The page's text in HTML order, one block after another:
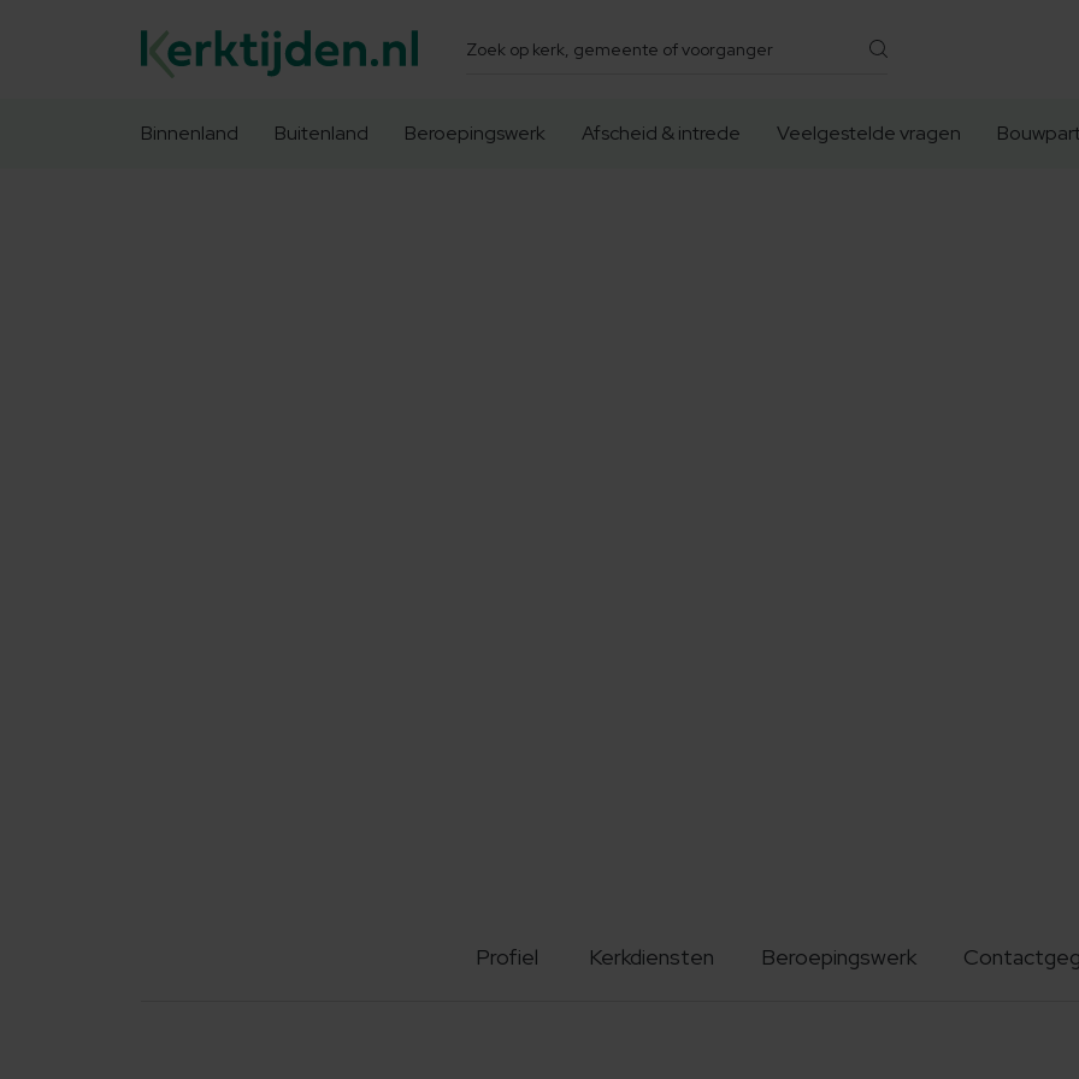
Zoeken
Binnenland Buitenland Beroepingswerk Afscheid & intrede Veelgestelde vragen
Profiel Kerkdiensten Beroepingswerk